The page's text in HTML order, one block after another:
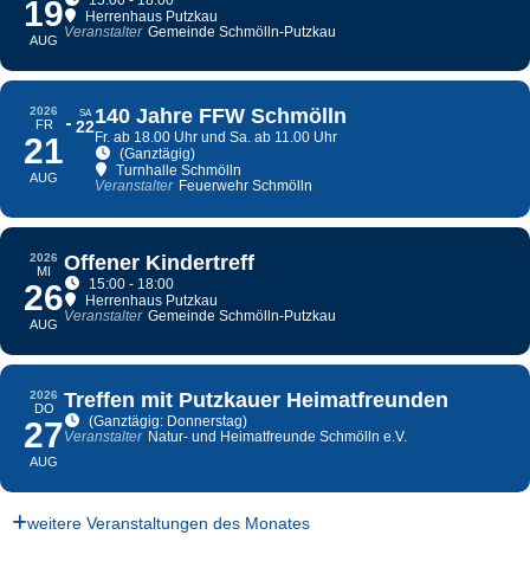
19
AUG
Herrenhaus Putzkau
Veranstalter Gemeinde Schmölln-Putzkau
2026
FR
21
AUG
SA
22140 Jahre FFW Schmölln
Fr. ab 18.00 Uhr und Sa. ab 11.00 Uhr
(Ganztägig)
Turnhalle Schmölln
Veranstalter Feuerwehr Schmölln
2026
MI
26
AUG
Offener Kindertreff
15:00 - 18:00
Herrenhaus Putzkau
Veranstalter Gemeinde Schmölln-Putzkau
2026
DO
27
AUG
Treffen mit Putzkauer Heimatfreunden
(Ganztägig: Donnerstag)
Veranstalter Natur- und Heimatfreunde Schmölln e.V.
weitere Veranstaltungen des Monates